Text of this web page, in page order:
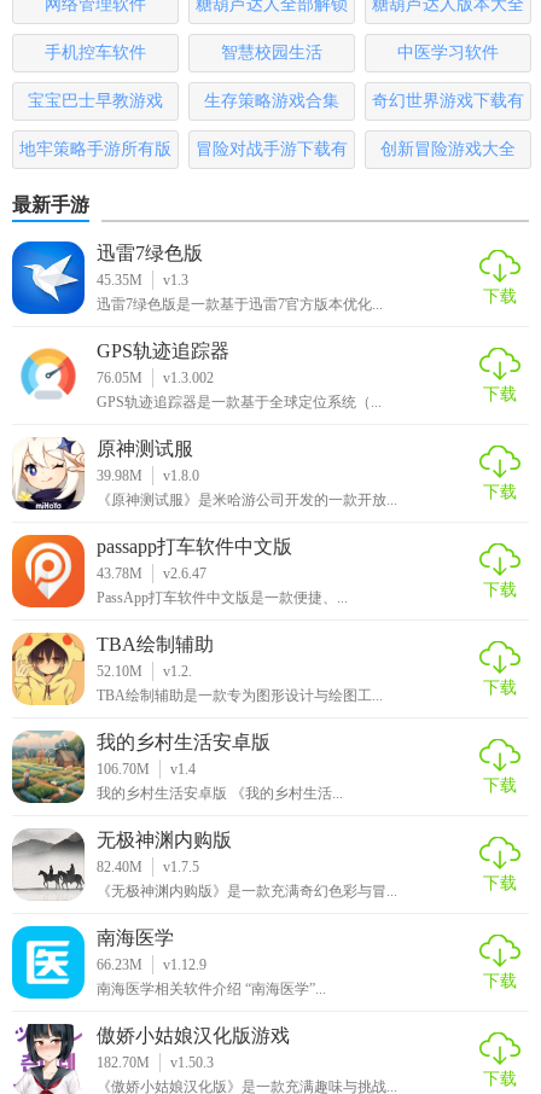
3. 分配任务：在任务管理模块中，用户可以创建任务并分配
给团队成员，同时跟踪任务进度。
4. 团队协作：利用实时聊天和讨论区功能，与团队成员进行
沟通和协作。
享文件，确保团队成员能够随时访问所需资料。
【综合办公测评】
综合办公软件在功能、界面设计、数据安全等方面均表现出
色。它集成了多种办公功能，满足了用户多样化的需求；界
面设计简洁明了，易于上手；同时，采用先进的数据加密技
术，确保了用户数据的安全性和隐私性。在团队协作方面，
软件提供了实时聊天、讨论区等功能，方便团队成员之间的
沟通和协作。总的来说，综合办公软件是一款值得推荐的办
公工具。
网络管理软件
糖葫芦达人全部解锁
版
糖葫芦达人版本大全
手机控车软件 智慧校园生活 中医学习软件
宝宝巴士早教游戏 生存策略游戏合集
奇幻世界游戏下载有
哪些
地牢策略手游所有版
冒险对战手游下载有
创新冒险游戏大全
最新手游
迅雷7绿色版
45.35M
v1.3
迅雷7绿色版是一款基于迅雷7官方版本优化...
下载
GPS轨迹追踪器
76.05M
v1.3.002
GPS轨迹追踪器是一款基于全球定位系统（...
下载
原神测试服
39.98M
v1.8.0
《原神测试服》是米哈游公司开发的一款开放...
下载
passapp打车软件中文版
43.78M
v2.6.47
PassApp打车软件中文版是一款便捷、...
下载
TBA绘制辅助
52.10M
v1.2.
TBA绘制辅助是一款专为图形设计与绘图工...
下载
我的乡村生活安卓版
106.70M
v1.4
我的乡村生活安卓版 《我的乡村生活...
下载
无极神渊内购版
82.40M
v1.7.5
《无极神渊内购版》是一款充满奇幻色彩与冒...
下载
南海医学
66.23M
v1.12.9
南海医学相关软件介绍 “南海医学”...
下载
傲娇小姑娘汉化版游戏
182.70M
v1.50.3
《傲娇小姑娘汉化版》是一款充满趣味与挑战...
下载